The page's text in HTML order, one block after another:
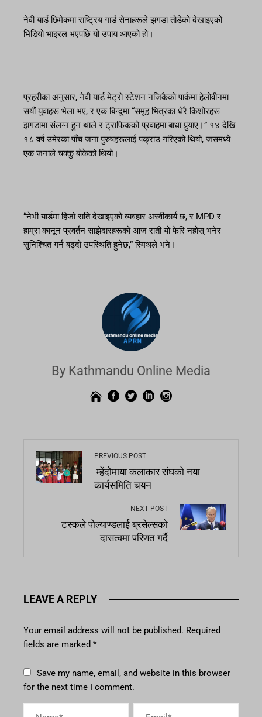
नेवी यार्ड छिमेकमा राष्ट्रिय गार्ड सेनाहरूले झगडा तोडेको देखाइएको
भिडियो भाइरल भएपछि यो उपाय आएको हो।
प्रहरीका अनुसार, नेवी यार्ड मेट्रो स्टेशन नजिकैको पार्कमा हेलोवीनमा
सयौं युवाहरू भेला भए, र एक बिन्दुमा “समूह भित्रका धेरै किशोरहरू
झगडामा संलग्न हुन थाले र ट्राफिकको प्रवाहमा बाधा पुर्‍याए।” १४ देखि
१८ वर्ष उमेरका पाँच जना पुरुषहरूलाई पक्राउ गरिएको थियो, जसमध्ये
एक जनाले चक्कु बोकेको थियो।
“नेभी यार्डमा हिजो राति देखाइएको व्यवहार अस्वीकार्य छ, र MPD र
हाम्रा कानून प्रवर्तन साझेदारहरूको आज राती यो फेरि नहोस् भनेर
सुनिश्चित गर्न बढ्दो उपस्थिति हुनेछ,” स्मिथले भने।
By Kathmandu Online Media
PREVIOUS POST
म्हेंदोमाया कलाकार संघको नया
कार्यसमिति चयन
NEXT POST
टस्कले पोल्याण्डलाई ब्रसेल्सको
दासत्वमा परिणत गर्दै
LEAVE A REPLY
Your email address will not be published. Required
fields are marked *
Save my name, email, and website in this browser
for the next time I comment.